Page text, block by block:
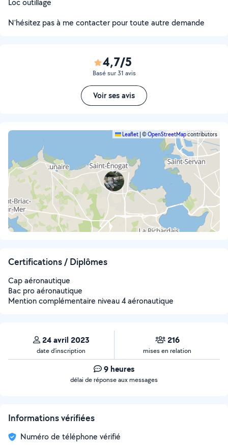
Loc outillage
N'hésitez pas à me contacter pour toute autre demande
4,7/5
Basé sur 31 avis
Voir ses avis
Leaflet ©OpenStreetMapcontributors
Certifications / Diplômes
Cap aéronautique
Bac pro aéronautique
Mention complémentaire niveau 4 aéronautique
24 avril 2023
date d’inscription
216
mises en relation
9 heures
délai de réponse aux messages
Informations vérifiées
Numéro de téléphone vérifié